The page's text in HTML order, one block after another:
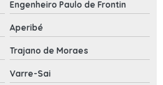
Engenheiro Paulo de Frontin
Aperibé
Trajano de Moraes
Varre-Sai